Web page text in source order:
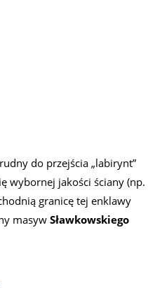
do przejścia „labirynt”
wybornej jakości ściany (np.
granicę tej enklawy
masyw Sławkowskiego